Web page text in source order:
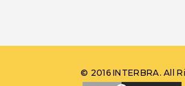
© 2016 INTERBRA. All